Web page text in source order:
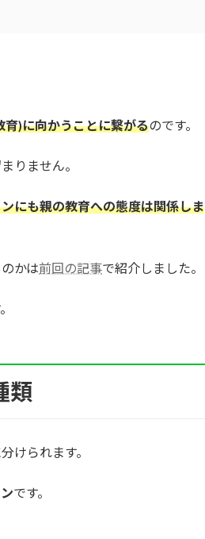
)に向かうことに繋がるのです。
りません。
にも親の教育への態度は関係しま
かは前回の記事で紹介しました。
類
けられます。
です。